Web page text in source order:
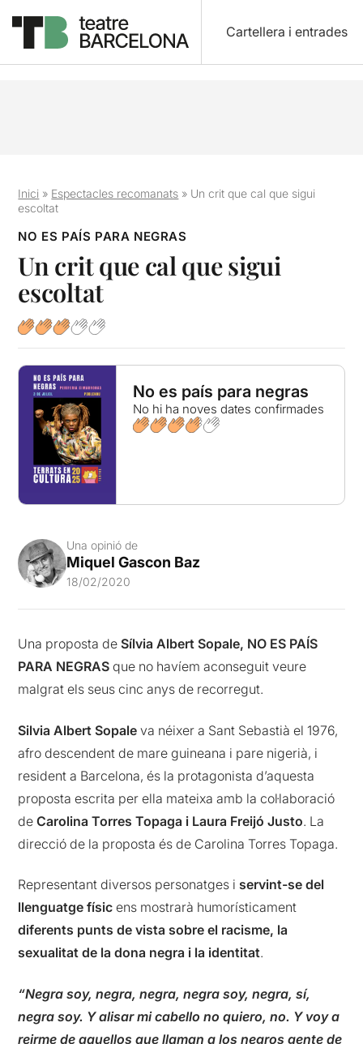
Cartellera i entrades
Inici » Espectacles recomanats » Un crit que cal que sigui
escoltat
NO ES PAÍS PARA NEGRAS
Un crit que cal que sigui
escoltat
No es país para negras
No hi ha noves dates confirmades
Una opinió de
Miquel Gascon Baz
18/02/2020
Una proposta deSílvia Albert Sopale, NO ES PAÍS
PARA NEGRASque no havíem aconseguit veure
malgrat els seus cinc anys de recorregut.
Silvia Albert Sopale va néixer a Sant Sebastià el 1976,
afro descendent de mare guineana i pare nigerià, i
resident a Barcelona, és la protagonista d’aquesta
proposta escrita per ella mateixa amb la col·laboració
deCarolina Torres Topaga i Laura Freijó Justo. La
direcció de la proposta és de Carolina Torres Topaga.
Representant diversos personatges i servint-se del
llenguatge físic ens mostrarà humorísticament
diferents punts de vista sobre el racisme, la
sexualitat de la dona negra i la identitat.
“Negra soy, negra, negra, negra soy, negra, sí,
negra soy. Y alisar mi cabello no quiero, no. Y voy a
reirme de aquellos que llaman a los negros gente de